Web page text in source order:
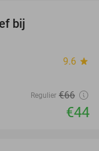
bij
9.6 star
Regulier €66
€44